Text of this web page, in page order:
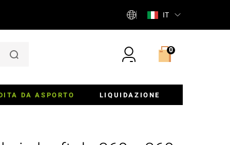
IT
0
DA ASPORTO
E Insalatiere
LIQUIDAZIONE